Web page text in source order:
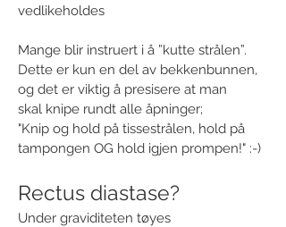
vedlikeholdes
Mange blir instruert i å ”kutte strålen”.
Dette er kun en del av bekkenbunnen,
og det er viktig å presisere at man
skal knipe rundt alle åpninger;
"Knip og hold på tissestrålen, hold på
tampongen OG hold igjen prompen!" :-)
Rectus diastase?
Under graviditeten tøyes